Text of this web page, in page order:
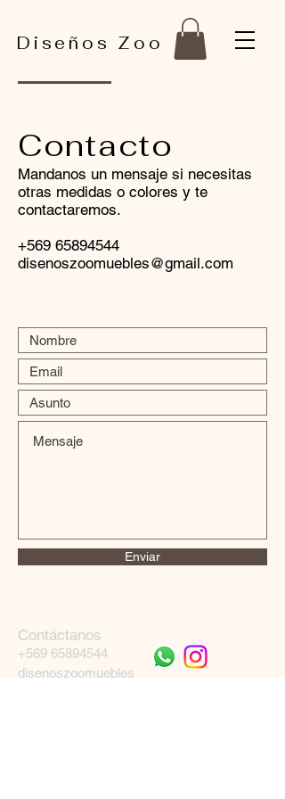
Diseños Zoo
Contacto
Mandanos un mensaje si necesitas
otras medidas o colores y te
contactaremos.
+569 65894544
disenoszoomuebles@gmail.com
Enviar
Contáctanos
+569 65894544
disenoszoomuebles